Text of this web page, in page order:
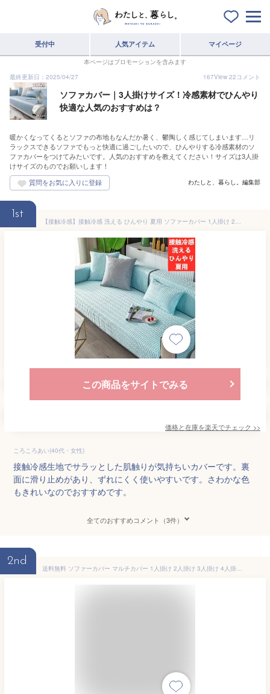
受付中 人気アイテム マイページ
本ページはプロモーションを含みます
最終更新日：2025/04/27
167View 22コメント
ソファカバー｜3人掛けサイズ！冷感素材でひんやり
快適な人気のおすすめは？
暖かくなってくるとソファの布地もなんだか暑く、鬱陶しく感じてしまいます…リ
ラックスできるソファでもっと快適に過ごしたいので、ひんやりする冷感素材のソ
ファカバーをつけてみたいです。人気のおすすめを教えてください！サイズは3人掛
けサイズのものでお願いします！
わたしと、暮らし。編集部
1st
【接触冷感】接触冷感 洗える ひんやり 夏用 ソファーカバー 1人掛け 2人掛け 3人掛け 4人掛け お洒落 滑り止め マルチカバー 四季適用 北欧デザイン 柔らかい 滑り止め ズレにくい 無地 替えカバー 汚れ防止 キズ防止 北欧風
この商品をサイトでみる
価格と在庫を楽天でチェック >>
ころころあい(40代・女性)
接触冷感生地でサラッとした肌触りが気持ちいカバーです。裏
面に滑り止めがあり、ずれにくく使いやすいです。さわかな色
もきれいなのでおすすめです。
全てのおすすめコメント（3件）
2nd
送料無料 ソファーカバー マルチカバー 1人掛け 2人掛け 3人掛け 4人掛け 肘付き 肘なし 接触冷感 洗える ソファーシーツ sofa 滑り止め 洗濯OK 四季兼用 お洒落 カバー 室内マット用 カーペット 汚れ防止 ソファー保護 替えカバー ベットマット L字型にも対応